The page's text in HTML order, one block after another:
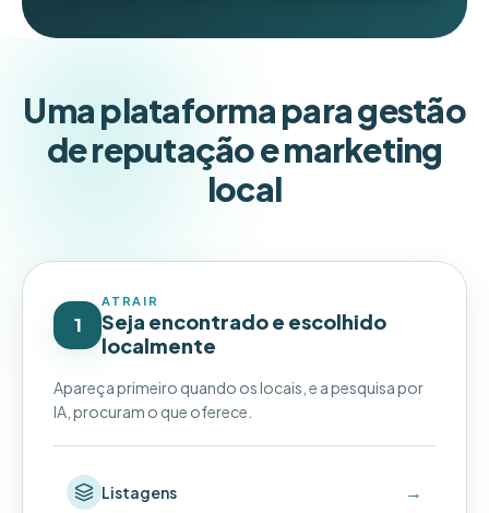
Uma plataforma para gestão
de reputação e marketing
local
1
ATRAIR
Seja encontrado e escolhido
localmente
Apareça primeiro quando os locais, e a pesquisa por
IA, procuram o que oferece.
Listagens →